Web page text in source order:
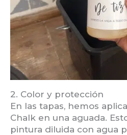
2. Color y protección
En las tapas, hemos
Chalk en una aguada.
pintura diluida con agua